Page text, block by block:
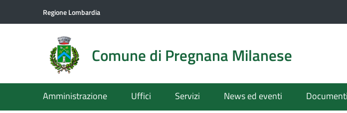
Regione Lombardia
Comune di Pregnana Milanese
Amministrazione Uffici Servizi News ed eventi Documenti